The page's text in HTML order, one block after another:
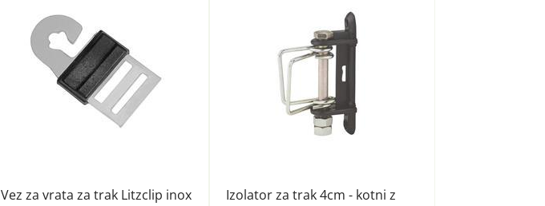
Vez za vrata za trak Litzclip inox
Izolator za trak 4cm - kotni z